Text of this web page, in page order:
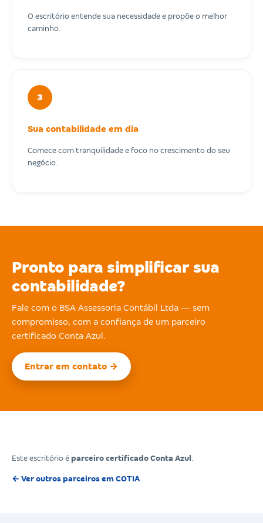
O escritório entende sua necessidade e propõe o melhor
caminho.
3
Sua contabilidade em dia
Comece com tranquilidade e foco no crescimento do seu
negócio.
Pronto para simplificar sua
contabilidade?
Fale com o BSA Assessoria Contábil Ltda — sem
compromisso, com a confiança de um parceiro
certificado Conta Azul.
Entrar em contato →
Este escritório é parceiro certificado Conta Azul
← Ver outros parceiros em COTIA